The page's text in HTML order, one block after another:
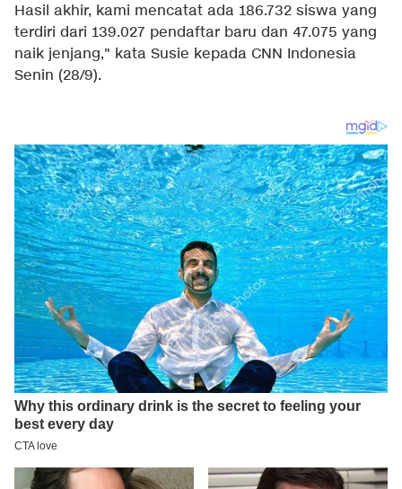
Hasil akhir, kami mencatat ada 186.732 siswa yang
terdiri dari 139.027 pendaftar baru dan 47.075 yang
naik jenjang," kata Susie kepada CNN Indonesia
Senin (28/9).